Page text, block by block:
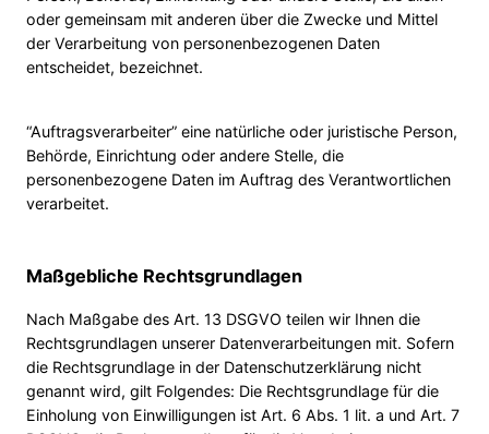
oder gemeinsam mit anderen über die Zwecke und Mittel
der Verarbeitung von personenbezogenen Daten
entscheidet, bezeichnet.
“Auftragsverarbeiter” eine natürliche oder juristische Person,
Behörde, Einrichtung oder andere Stelle, die
personenbezogene Daten im Auftrag des Verantwortlichen
verarbeitet.
Maßgebliche Rechtsgrundlagen
Nach Maßgabe des Art. 13 DSGVO teilen wir Ihnen die
Rechtsgrundlagen unserer Datenverarbeitungen mit. Sofern
die Rechtsgrundlage in der Datenschutzerklärung nicht
genannt wird, gilt Folgendes: Die Rechtsgrundlage für die
Einholung von Einwilligungen ist Art. 6 Abs. 1 lit. a und Art. 7